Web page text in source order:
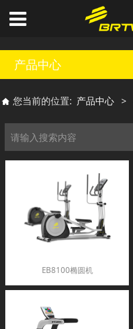
产品中心
您当前的位置: 产品中心 >
EB8100椭圆机